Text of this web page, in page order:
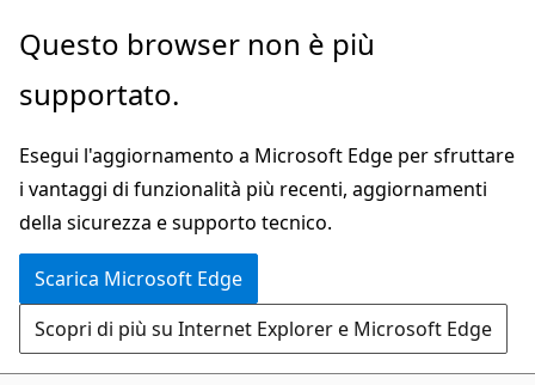
Ignora
passa
contenuto
principale
Questo browser non è più
supportato.
Esegui l'aggiornamento a Microsoft Edge per sfruttare
i vantaggi di funzionalità più recenti, aggiornamenti
della sicurezza e supporto tecnico.
Scarica Microsoft Edge
Scopri di più su Internet Explorer e Microsoft Edge